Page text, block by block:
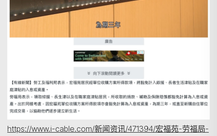
https://www.i-cable.com/新闻资讯/471394/宏福苑-劳福局-